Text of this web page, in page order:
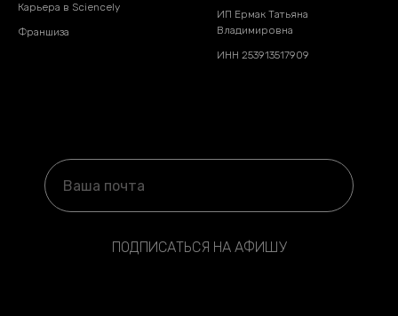
Карьера в Sciencely
Франшиза
ИП Ермак Татьяна
Владимировна
ИНН 253913517909
ПОДПИСАТЬСЯ НА АФИШУ